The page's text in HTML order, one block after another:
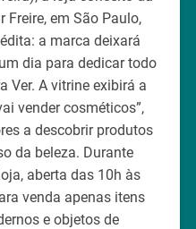
Freire, em São Paulo,
a marca deixará
dia para dedicar todo
Ver. A vitrine exibirá a
vender cosméticos”,
a descobrir produtos
da beleza. Durante
aberta das 10h às
venda apenas itens
e objetos de